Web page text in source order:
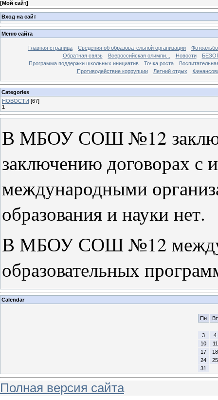
[Мой сайт]
Вход на сайт
Меню сайта
Главная страница Сведения об образовательной организации
Обратная связь
Всероссийская олимпи... Новости
Программа поддержки школьных инициатив
Точка роста
Противодействие коррупции
Летний отдых
Categories
НОВОСТИ [67]
1
В МБОУ СОШ №12
заключению договорах с
международными
образования и науки нет.
В МБОУ СОШ №12
образовательных
Calendar
Пн
Вт
3
4
10
11
17
18
24
25
31
Полная версия сайта